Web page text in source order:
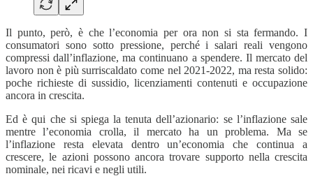
Il punto, però, è che l’economia per ora non si sta fermando. I
consumatori sono sotto pressione, perché i salari reali vengono
compressi dall’inflazione, ma continuano a spendere. Il mercato del
lavoro non è più surriscaldato come nel 2021-2022, ma resta solido:
poche richieste di sussidio, licenziamenti contenuti e occupazione
ancora in crescita.
Ed è qui che si spiega la tenuta dell’azionario: se l’inflazione sale
mentre l’economia crolla, il mercato ha un problema. Ma se
l’inflazione resta elevata dentro un’economia che continua a
crescere, le azioni possono ancora trovare supporto nella crescita
nominale, nei ricavi e negli utili.